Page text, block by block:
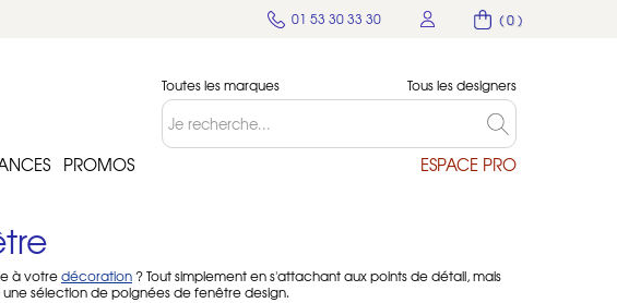
( 0 )
01 53 30 33 30
Toutes les marques Tous les designers
PROMOS ESPACE PRO
à votredécoration? Tout simplement en s'attachant aux points de détail, mais
une sélection de poignées de fenêtre design.